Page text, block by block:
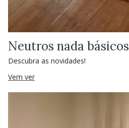
Neutros nada básicos
Descubra as novidades!
Vem ver